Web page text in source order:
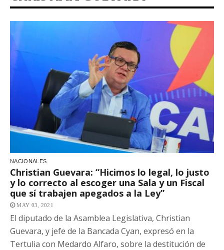
NACIONALES
Christian Guevara: “Hicimos lo legal, lo justo
y lo correcto al escoger una Sala y un Fiscal
que sí trabajen apegados a la Ley”
MAY 03, 2021
El diputado de la Asamblea Legislativa, Christian
Guevara, y jefe de la Bancada Cyan, expresó en la
Tertulia con Medardo Alfaro, sobre la destitución de